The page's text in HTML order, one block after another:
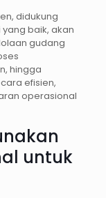
didukung
baik, akan
gudang
hingga
efisien,
operasional
untuk